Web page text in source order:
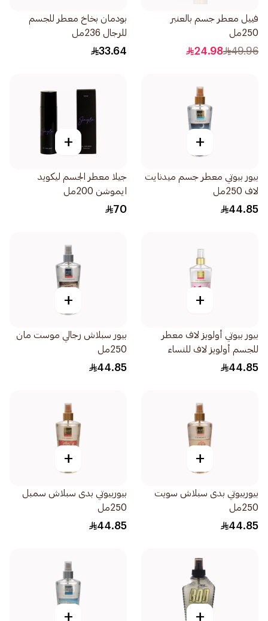
فييل معطر جسم بالعنبر
250مل
49.96
24.98
بودمان بخاخ معطر للجسم
للرجال 236مل
33.64
+
بيور بيوتي معطر جسم ميدنايت
لاف 250مل
44.85
+
جيلا معطر الجسم ليكويد
ايموشن 200مل
70
+
بيور بيوتي أولويز لاف معطر
للجسم أولويز لاف للنساء
250مل
44.85
+
بيور سبلاش رجالي موست مان
250مل
44.85
+
بيوربيوتي بدى سبلاش سويت
250مل
44.85
+
بيوربيوتي بدى سبلاش سمبل
250مل
44.85
+
+